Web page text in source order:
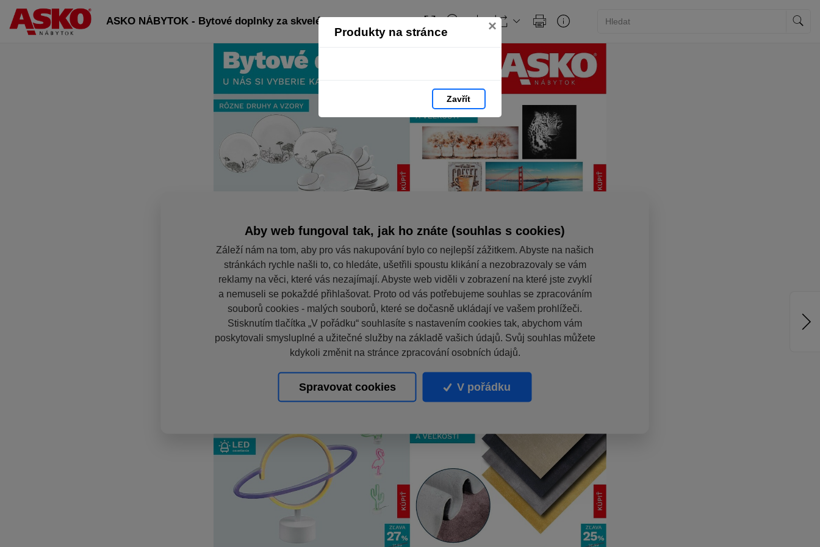
Produkty na stránce ×
Zavřít
ASKO NÁBYTOK - Bytové doplnky za skvelé ceny
Aby web fungoval tak, jak ho znáte (souhlas s cookies)
Záleží nám na tom, aby pro vás nakupování bylo co nejlepší zážitkem. Abyste na našich
stránkách rychle našli to, co hledáte, ušetřili spoustu klikání a nezobrazovaly se vám
reklamy na věci, které vás nezajímají. Abyste web viděli v zobrazení na které jste zvyklí
a nemuseli se pokaždé přihlašovat. Proto od vás potřebujeme souhlas se zpracováním
souborů cookies - malých souborů, které se dočasně ukládají ve vašem prohlížeči.
Stisknutím tlačítka „V pořádku“ souhlasíte s nastavením cookies tak, abychom vám
poskytovali smysluplné a užitečné služby na základě vašich údajů. Svůj souhlas můžete
kdykoli změnit na stránce zpracování osobních údajů.
Spravovat cookies V pořádku